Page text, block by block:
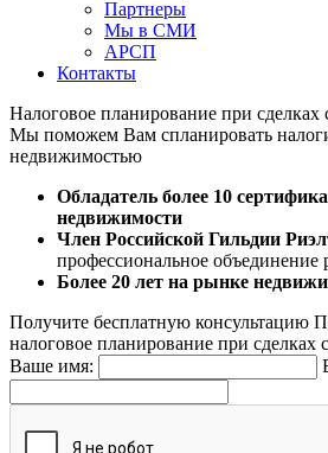
Партнеры
Мы в СМИ
АРСП
Контакты
Налоговое планирование при
Мы поможем Вам спланировать
недвижимостью
Обладатель более 10
недвижимости
Член Российской Гильдии
профессиональное объединение
Более 20 лет на рынке
Получите бесплатную консультацию
налоговое планирование при
Ваше имя: